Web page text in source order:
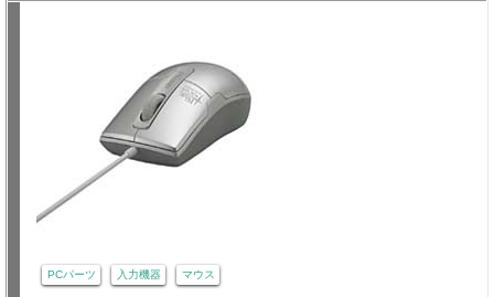
PCパーツ 入力機器 マウス